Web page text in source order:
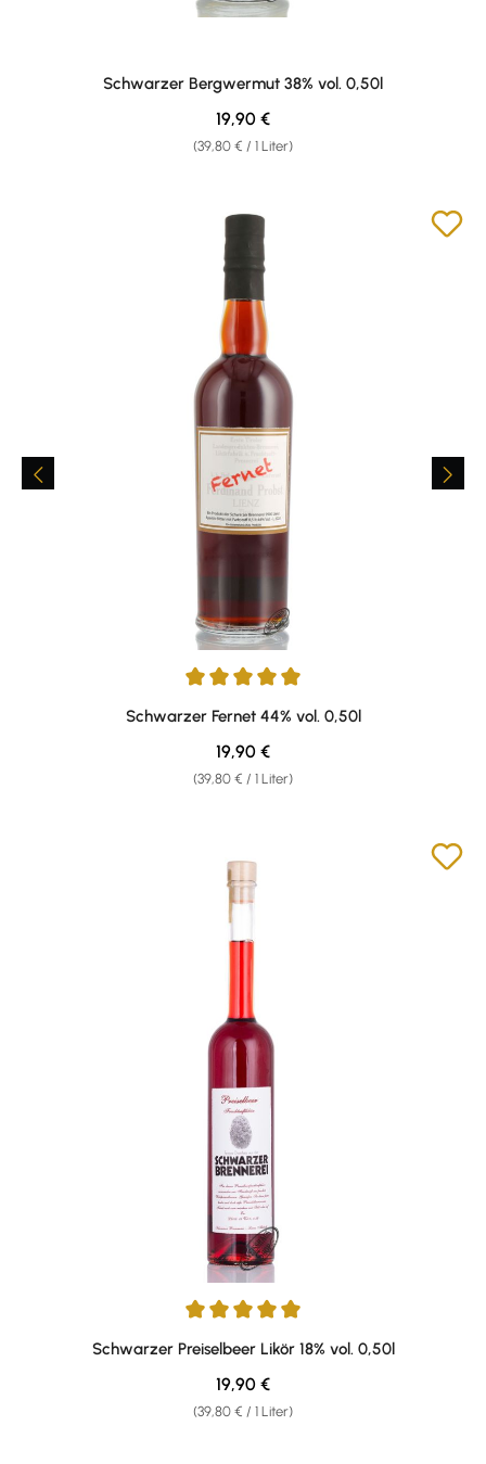
Schwarzer Bergwermut 38% vol. 0,50l
(39,80 € / 1 Liter)
Regulärer Preis:
19,90 €
Durchschnittliche Bewertung von 5 von 5 Sternen
Schwarzer Fernet 44% vol. 0,50l
(39,80 € / 1 Liter)
Regulärer Preis:
19,90 €
Durchschnittliche Bewertung von 5 von 5 Sternen
Schwarzer Preiselbeer Likör 18% vol. 0,50l
(39,80 € / 1 Liter)
Regulärer Preis:
19,90 €